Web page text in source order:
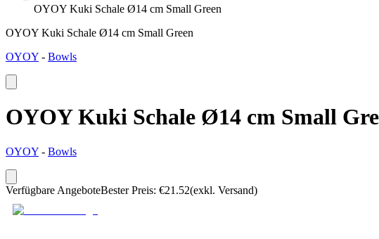
OYOY Kuki Schale Ø14 cm Small Green
OYOY Kuki Schale Ø14 cm Small Green
OYOY - Bowls
OYOY Kuki Schale Ø14 cm Small
OYOY - Bowls
Verfügbare AngeboteBester Preis: €21.52(exkl. Versand)